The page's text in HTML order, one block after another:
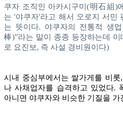
쿠자 조직인 아카시구미(明石組)
는 '야쿠자'라고 해서 오로지 서민
는 뜻이다. 야쿠자의 전통적 생
棒)”라는 말이 종종 등장하는데
로 요진보, 즉 사설 경비원이다)
시내 중심부에서는 쌀가게를 비
나 사채업자를 습격하고 있었다.
아니면 야쿠자와 비슷한 기질을 가